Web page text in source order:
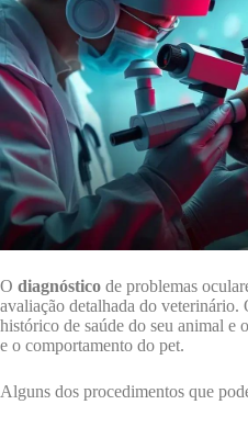
O diagnóstico de problemas
avaliação detalhada do veterinário.
histórico de saúde do seu animal e
e o comportamento do pet.
Alguns dos procedimentos que